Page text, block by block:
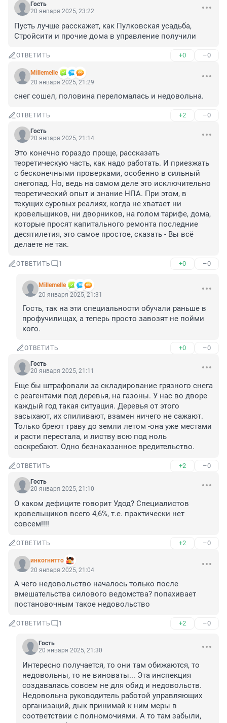
Гость
20 января 2025, 23:22
Пусть лучше расскажет, как Пулковская усадьба,
Стройсити и прочие дома в управление получили
ОТВЕТИТЬ +0 –0
Мillemelle
20 января 2025, 21:29
снег сошел, половина переломалась и недовольна.
ОТВЕТИТЬ +2 –0
Гость
20 января 2025, 21:14
Это конечно гораздо проще, рассказать
теоретическую часть, как надо работать. И приезжать
с бесконечными проверками, особенно в сильный
снегопад. Но, ведь на самом деле это исключительно
теоретический опыт и знание НПА. При этом, в
текущих суровых реалиях, когда не хватает ни
кровельщиков, ни дворников, на голом тарифе, дома,
которые просят капитального ремонта последние
десятилетия, это самое простое, сказать - Вы всё
делаете не так.
ОТВЕТИТЬ 1 +0 –0
Мillemelle
20 января 2025, 21:31
Гость, так на эти специальности обучали раньше в
профучилищах, а теперь просто завозят не пойми
кого.
ОТВЕТИТЬ +0 –0
Гость
20 января 2025, 21:11
Еще бы штрафовали за складирование грязного снега
с реагентами под деревья, на газоны. У нас во дворе
каждый год такая ситуация. Деревья от этого
засыхают, их спиливают, взамен ничего не сажают.
Только бреют траву до земли летом -она уже местами
и расти перестала, и листву всю под ноль
соскребают. Одно безнаказанное вредительство.
ОТВЕТИТЬ +2 –0
Гость
20 января 2025, 21:10
О каком дефиците говорит Удод? Специалистов
кровельщиков всего 4,6%, т.е. практически нет
совсем!!!!
ОТВЕТИТЬ +2 –0
инкогнитто
20 января 2025, 21:04
А чего недовольство началось только после
вмешательства силового ведомства? попахивает
постановочным такое недовольство
ОТВЕТИТЬ 1 +2 –0
Гость
20 января 2025, 21:30
Интересно получается, то они там обижаются, то
недовольны, то не виноваты... Эта инспекция
создавалась совсем не для обид и недовольств.
Недовольна руководитель работой управляющих
организаций, дык принимай к ним меры в
соответствии с полномочиями. А то там забыли,